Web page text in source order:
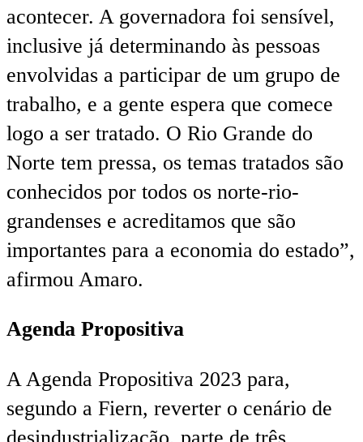
acontecer. A governadora foi sensível,
inclusive já determinando às pessoas
envolvidas a participar de um grupo de
trabalho, e a gente espera que comece
logo a ser tratado. O Rio Grande do
Norte tem pressa, os temas tratados são
conhecidos por todos os norte-rio-
grandenses e acreditamos que são
importantes para a economia do estado”,
afirmou Amaro.
Agenda Propositiva
A Agenda Propositiva 2023 para,
segundo a Fiern, reverter o cenário de